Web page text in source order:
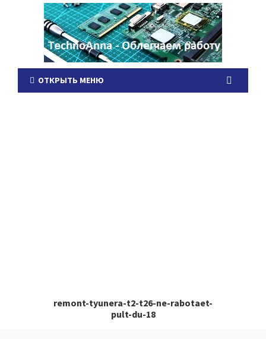
ОТКРЫТЬ МЕНЮ
remont-tyunera-t2-t26-ne-rabotaet-
pult-du-18